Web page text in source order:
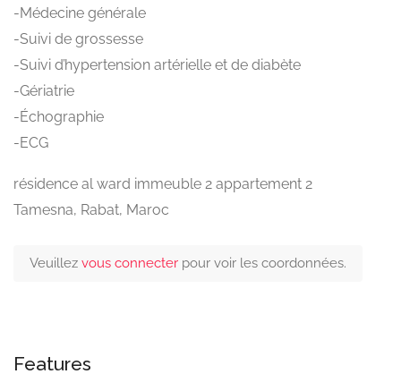
-Médecine générale
-Suivi de grossesse
-Suivi d’hypertension artérielle et de diabète
-Gériatrie
-Échographie
-ECG
résidence al ward immeuble 2 appartement 2
Tamesna, Rabat, Maroc
Veuillez vous connecter pour voir les coordonnées.
Features